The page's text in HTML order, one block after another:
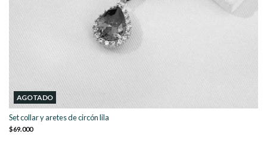
AGOTADO
Set collar y aretes de circón lila
$69.000